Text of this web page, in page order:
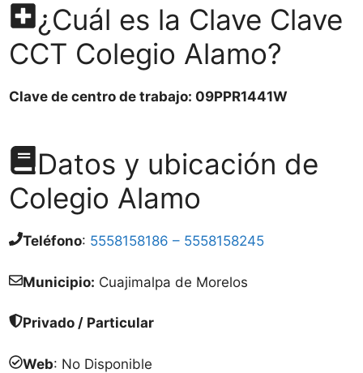
¿Cuál es la Clave Clave
CCT Colegio Alamo?
Clave de centro de trabajo: 09PPR1441W
Datos y ubicación de
Colegio Alamo
Teléfono: 5558158186 – 5558158245
Municipio: Cuajimalpa de Morelos
Privado / Particular
Web: No Disponible